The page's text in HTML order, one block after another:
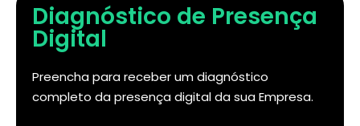
Diagnóstico de Presença
Digital
Preencha para receber um diagnóstico
completo da presença digital da sua Empresa.